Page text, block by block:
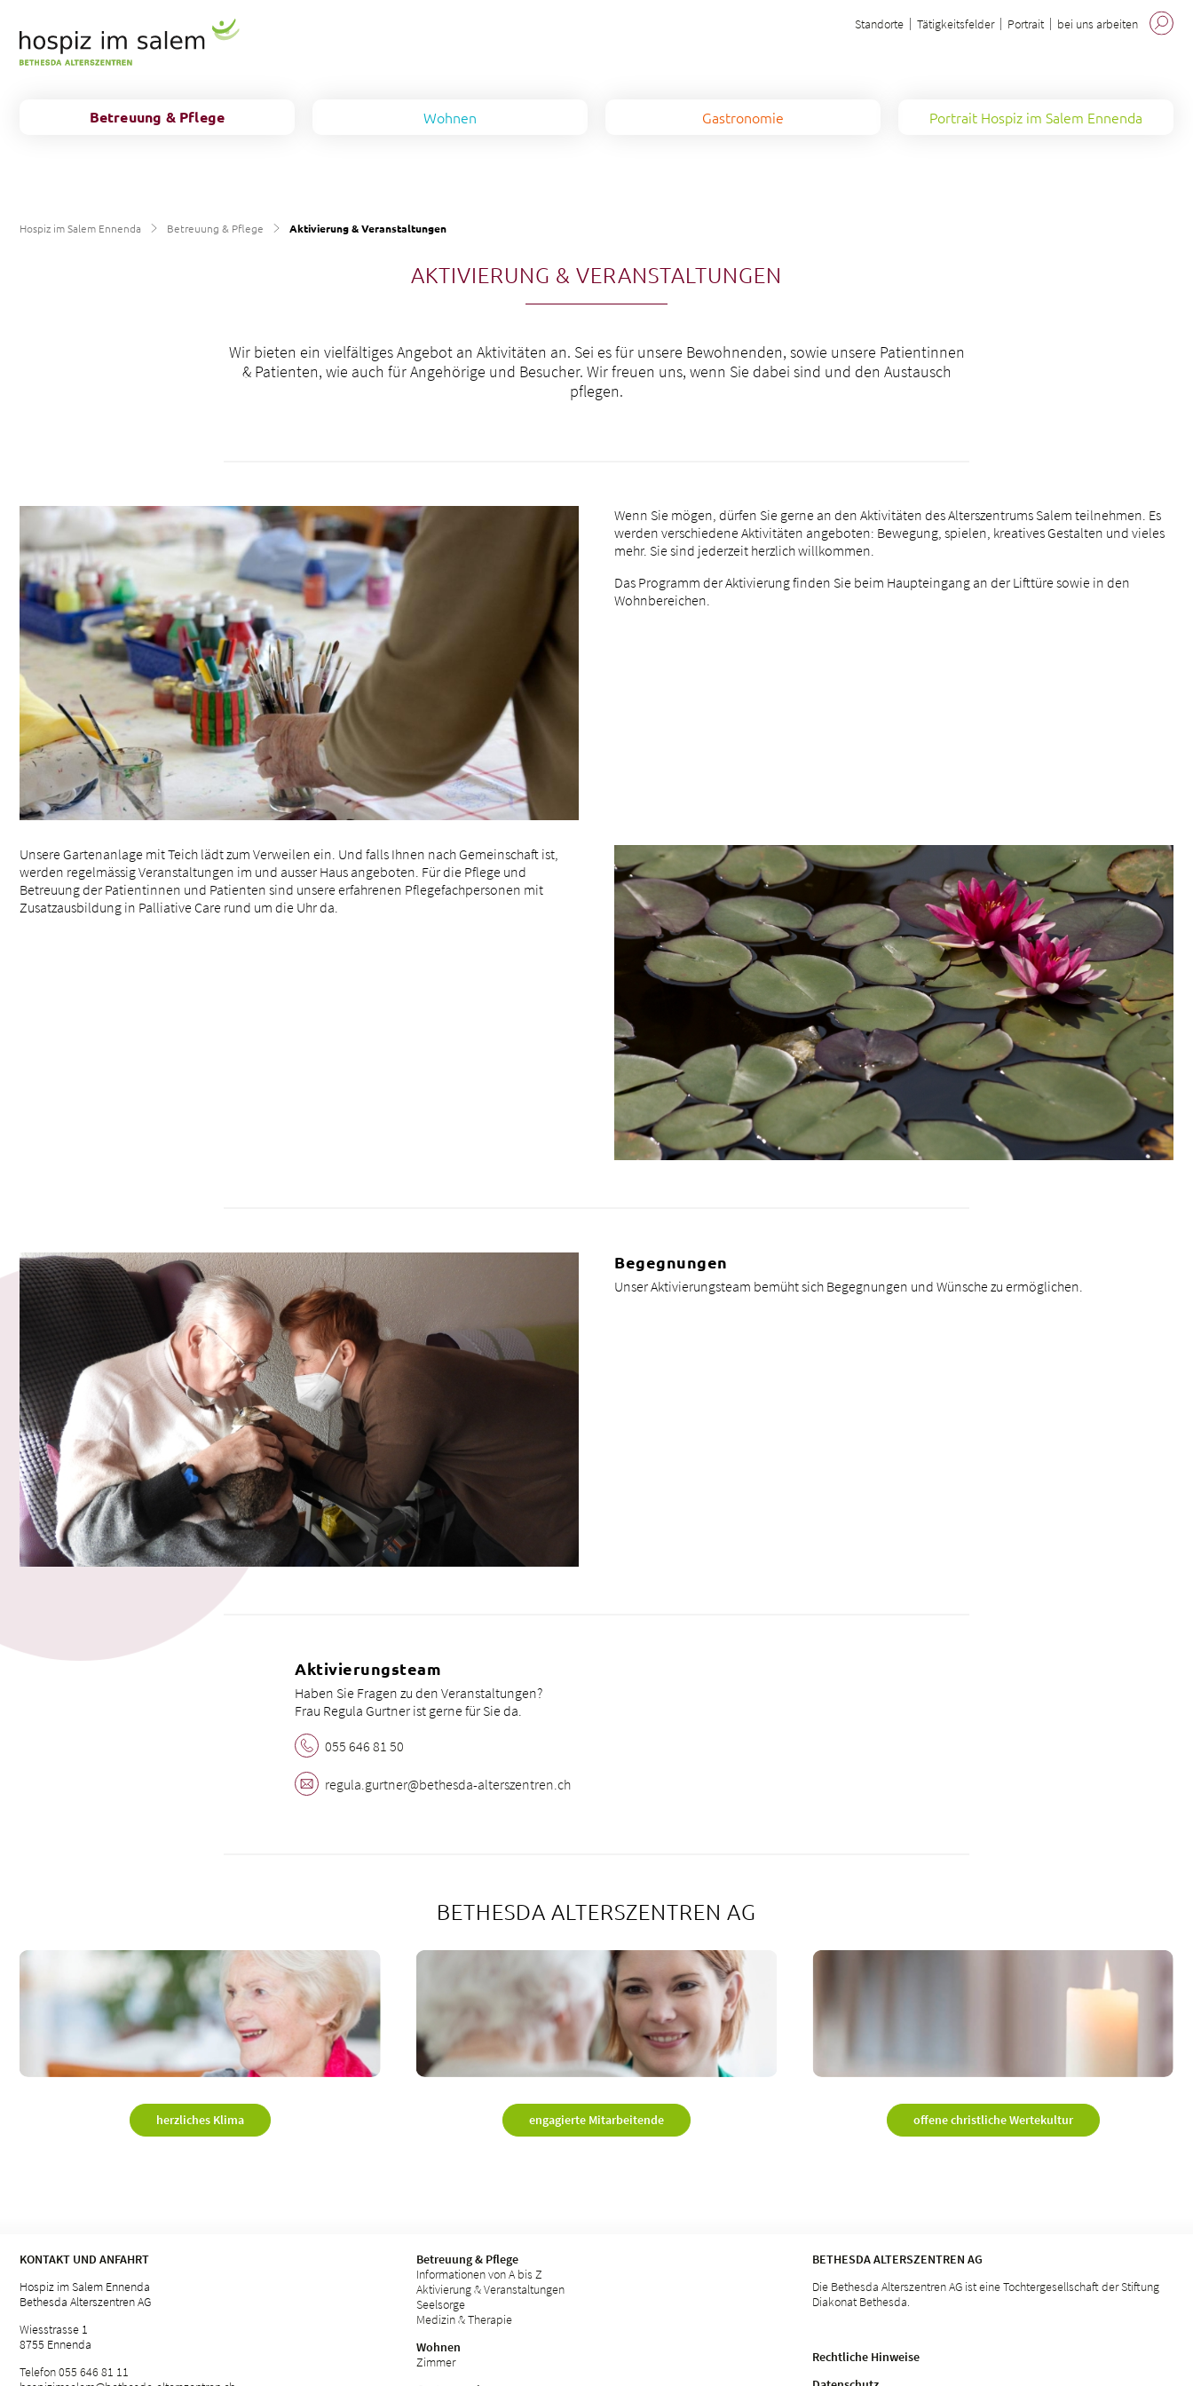
Standorte Tätigkeitsfelder Portrait bei uns arbeiten
Betreuung & Pflege Wohnen Gastronomie Portrait Hospiz im Salem Ennenda
Hospiz im Salem Ennenda Betreuung & Pflege Aktivierung & Veranstaltungen
AKTIVIERUNG & VERANSTALTUNGEN
Wir bieten ein vielfältiges Angebot an Aktivitäten an. Sei es für unsere Bewohnenden, sowie unsere Patientinnen
& Patienten, wie auch für Angehörige und Besucher. Wir freuen uns, wenn Sie dabei sind und den Austausch
pflegen.
Wenn Sie mögen, dürfen Sie gerne an den Aktivitäten des Alterszentrums Salem teilnehmen. Es
werden verschiedene Aktivitäten angeboten: Bewegung, spielen, kreatives Gestalten und vieles
mehr. Sie sind jederzeit herzlich willkommen.
Das Programm der Aktivierung finden Sie beim Haupteingang an der Lifttüre sowie in den
Wohnbereichen.
Unsere Gartenanlage mit Teich lädt zum Verweilen ein. Und falls Ihnen nach Gemeinschaft ist,
werden regelmässig Veranstaltungen im und ausser Haus angeboten. Für die Pflege und
Betreuung der Patientinnen und Patienten sind unsere erfahrenen Pflegefachpersonen mit
Zusatzausbildung in Palliative Care rund um die Uhr da.
Begegnungen
Unser Aktivierungsteam bemüht sich Begegnungen und Wünsche zu ermöglichen.
Aktivierungsteam
Haben Sie Fragen zu den Veranstaltungen?
Frau Regula Gurtner ist gerne für Sie da.
055 646 81 50
regula. gurtner@bethesda-alterszentren. ch
BETHESDA ALTERSZENTREN AG
herzliches Klima engagierte Mitarbeitende offene christliche Wertekultur
KONTAKT UND ANFAHRT
Hospiz im Salem Ennenda
Bethesda Alterszentren AG
Wiesstrasse 1
8755 Ennenda
Telefon 055 646 81 11
Betreuung & Pflege
Informationen von A bis Z
Aktivierung & Veranstaltungen
Seelsorge
Medizin & Therapie
Wohnen
Zimmer
BETHESDA ALTERSZENTREN AG
Die Bethesda Alterszentren AG ist eine Tochtergesellschaft der Stiftung
Diakonat Bethesda.
Rechtliche Hinweise